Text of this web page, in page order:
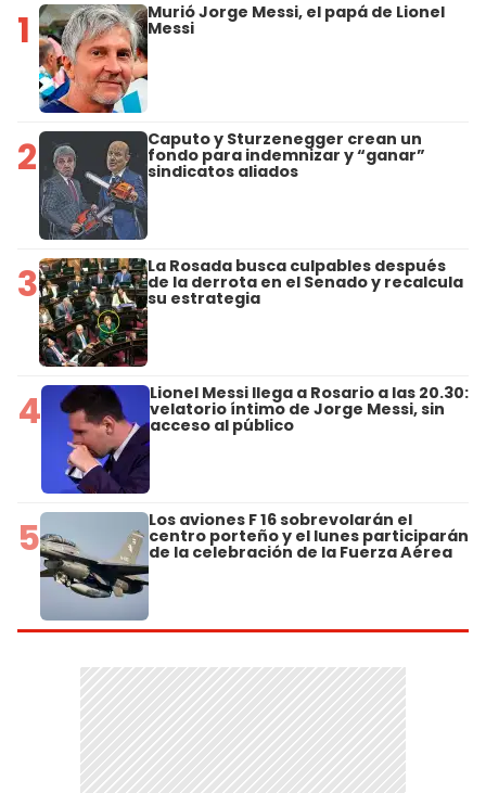
1 Murió Jorge Messi, el papá de Lionel
Messi
2 Caputo y Sturzenegger crean un
fondo para indemnizar y “ganar”
sindicatos aliados
3 La Rosada busca culpables después
de la derrota en el Senado y recalcula
su estrategia
4 Lionel Messi llega a Rosario a las 20.30:
velatorio íntimo de Jorge Messi, sin
acceso al público
5 Los aviones F 16 sobrevolarán el
centro porteño y el lunes participarán
de la celebración de la Fuerza Aérea